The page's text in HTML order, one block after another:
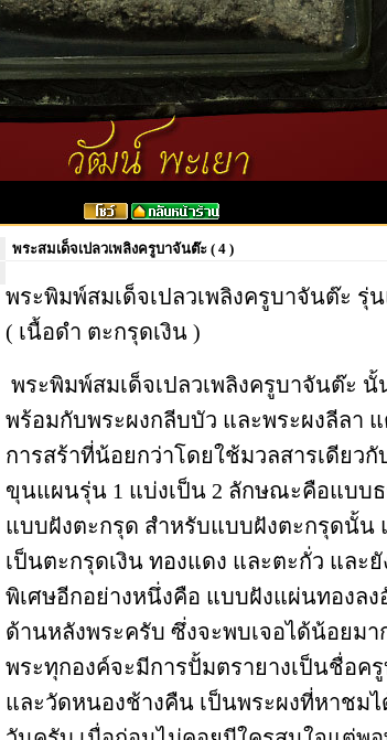
พระสมเด็จเปลวเพลิงครูบาจันต๊ะ ( 4 )
พระพิมพ์สมเด็จเปลวเพลิงครูบาจันต๊ะ รุ่น
( เนื้อดำ ตะกรุดเงิน )
พระพิมพ์สมเด็จเปลวเพลิงครูบาจันต๊ะ นั้
พร้อมกับพระผงกลีบบัว และพระผงลีลา
การสร้าที่น้อยกว่าโดยใช้มวลสารเดียวกั
ขุนแผนรุ่น 1 แบ่งเป็น 2 ลักษณะคือแบบ
แบบฝังตะกรุด สำหรับแบบฝังตะกรุดนั้น
เป็นตะกรุดเงิน ทองแดง และตะกั่ว และ
พิเศษอีกอย่างหนึ่งคือ แบบฝังแผ่นทองลง
ด้านหลังพระครับ ซึ่งจะพบเจอได้น้อยมา
พระทุกองค์จะมีการปั้มตรายางเป็นชื่อค
และวัดหนองช้างคืน เป็นพระผงที่หาชม